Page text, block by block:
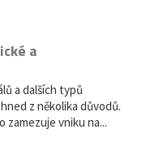
a
a dalších typů
z několika důvodů.
zamezuje vniku na...